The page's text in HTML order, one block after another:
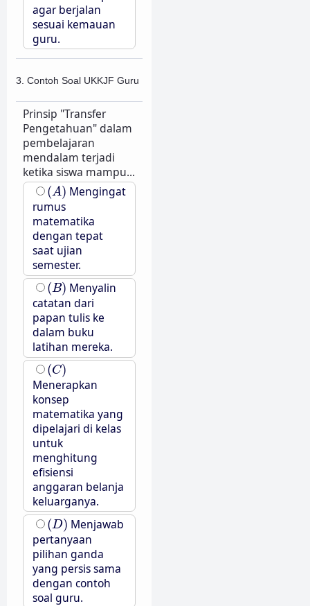
agar berjalan
sesuai kemauan
guru.
3. Contoh Soal UKKJF Guru
Prinsip "Transfer
Pengetahuan" dalam
pembelajaran
mendalam terjadi
ketika siswa mampu...
(A)
(A) Mengingat
rumus
matematika
dengan tepat
saat ujian
semester.
(B)
(B) Menyalin
catatan dari
papan tulis ke
dalam buku
latihan mereka.
(C)
(C)
Menerapkan
konsep
matematika yang
dipelajari di kelas
untuk
menghitung
efisiensi
anggaran belanja
keluarganya.
(D)
(D) Menjawab
pertanyaan
pilihan ganda
yang persis sama
dengan contoh
soal guru.